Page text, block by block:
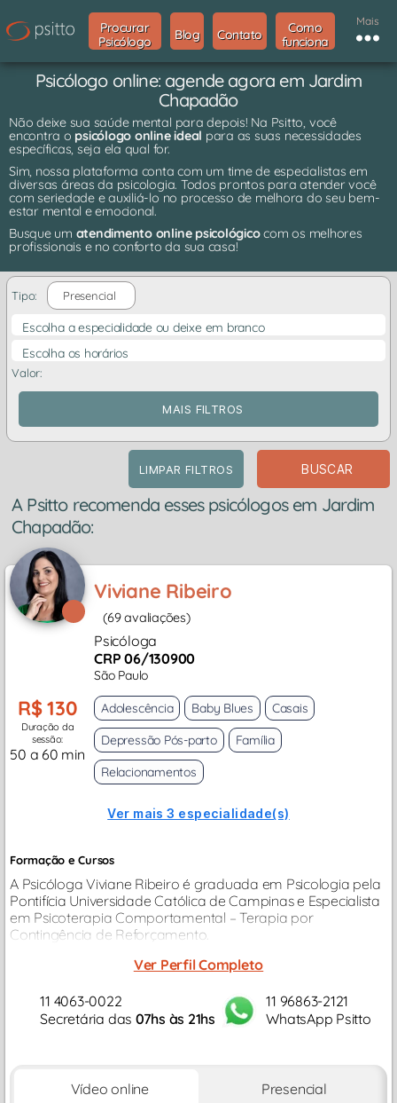
Procurar
Psicólogo
Blog Contato
Como
funciona
Mais
Psicólogo online: agende agora em Jardim
Chapadão
Não deixe sua saúde mental para depois! Na Psitto, você
encontra o psicólogo online ideal para as suas necessidades
específicas, seja ela qual for.
Sim, nossa plataforma conta com um time de especialistas em
diversas áreas da psicologia. Todos prontos para atender você
com seriedade e auxiliá-lo no processo de melhora do seu bem-
estar mental e emocional.
Busque um atendimento online psicológicocom os melhores
profissionais e no conforto da sua casa!
Tipo: Presencial
Escolha a especialidade ou deixe em branco
Escolha os horários
Valor:
MAIS FILTROS
LIMPAR FILTROS BUSCAR
A Psitto recomenda esses psicólogos em Jardim
Chapadão:
Viviane Ribeiro
(69 avaliações)
Psicóloga
CRP 06/130900
São Paulo
R$ 130
Duração da
sessão:
50 a 60 min
Adolescência Baby Blues
Casais
Depressão Pós-parto
Família
Relacionamentos
Ver mais 3 especialidade(s)
Formação e Cursos
A Psicóloga Viviane Ribeiro é graduada em Psicologia pela
Pontifícia Universidade Católica de Campinas e Especialista
em Psicoterapia Comportamental – Terapia por
Contingência de Reforçamento.
Ver Perfil Completo
11 4063-0022
Secretária das 07hs às 21hs
11 96863-2121
WhatsApp Psitto
Vídeo online Presencial